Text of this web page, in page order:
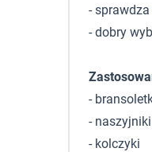
-
- dobry
-
- naszyjniki
- kolczyki